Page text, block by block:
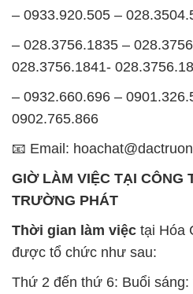
– 0933.920.505 –
– 028.3756.1835 –
028.3756.1841-
– 0932.660.696 –
0902.765.866
📧 Email:
GIỜ LÀM VIỆC TẠI CÔNG
TRƯỜNG PHÁT
Thời gian làm việc tại Hóa
được tổ chức như sau:
Thứ 2 đến thứ 6: Buổi